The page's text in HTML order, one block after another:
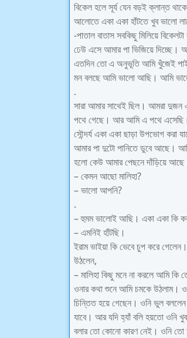
বিকেল হলে সূর্য যেন বড়ই ক্লান্ত
আলোতে একা একা হাঁটতে খুব ভালো
-পাতাল বাতাস সবকিছু মিলিয়ে
ঢেউ এসে আমার পা ভিজিয়ে
এতদিন তো এ অনুভূতি আমি খুঁজেই
মন বলছে আমি ভালো আছি। আমি
.
সারা আমার সাথেই ছিল। আমরা দুজন
পথে গেছে। আর আমি এ পথে এসেছি।
সৌন্দর্য একা একা ছাড়া উপভোগ করা
আমার পা দুটো পানিতে ডুবে আছে।
হলো কেউ আমার পেছনে দাঁড়িয়ে
– কেমন আছো মালিহা?
– ভালো আপনি?
.
– হুমম ভালোই আছি। একা একা কি
– এমনিই হাঁটছি।
ইরাম ভাইয়া কি ভেবে চুপ করে
উঠলেন,
– মালিহা কিছু মনে না করলে আমি কি
ওনার কথা শুনে আমি চমকে উঠলাম।
চিন্তিত হয়ে গেছেন। ওনি ভুল
যাবে। আর যদি হ্যাঁ বলি হয়তো ওনি
বলার তো কোনো কারণ নেই। ওনি তো